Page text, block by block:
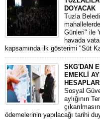
DOYACAK
Tuzla
Günleri" ile
havada
kapsamında ilk gösterimi "Süt
SKG'DAN
EMEKLİ
​Sosyal
aylığının
ödemelerinin yapılacağı tarihi